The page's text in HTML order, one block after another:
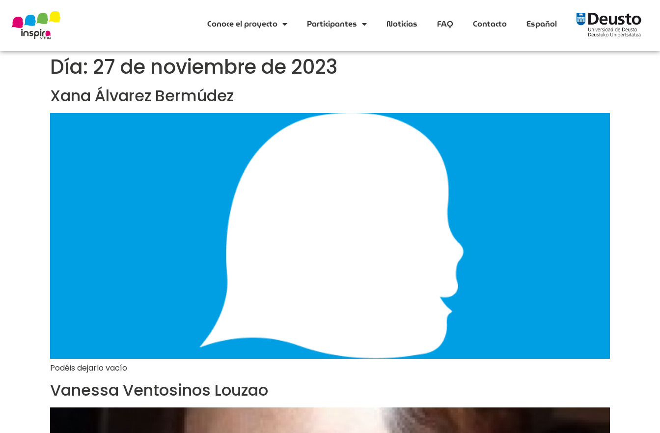
Conoce el proyecto Participantes Noticias FAQ Contacto Español
Día: 27 de noviembre de 2023
Xana Álvarez Bermúdez
Podéis dejarlo vacío
Vanessa Ventosinos Louzao